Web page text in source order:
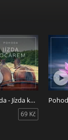
zvukový vesmír
do
Pohoda - Jízda kočárem
69 Kč